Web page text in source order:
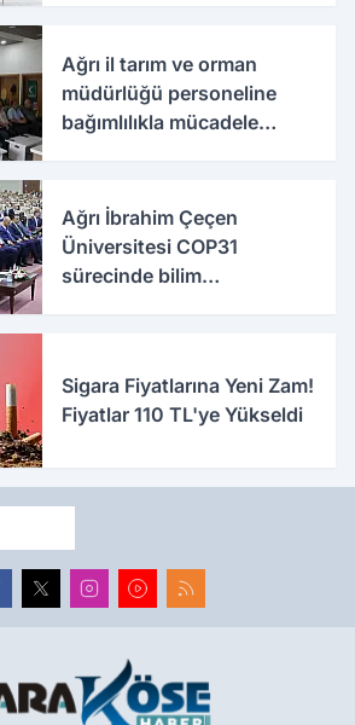
Ağrı il tarım ve orman
müdürlüğü personeline
bağımlılıkla mücadele
Ağrı İbrahim Çeçen
Üniversitesi COP31
sürecinde bilim
Sigara Fiyatlarına Yeni Zam!
Fiyatlar 110 TL'ye Yükseldi